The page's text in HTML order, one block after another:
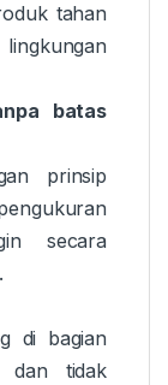
tahan
batas
prinsip
secara
di bagian
dan tidak